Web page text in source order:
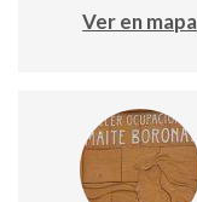
Ver en mapa